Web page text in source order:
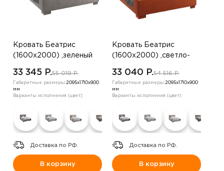
Кровать Беатрис
(1600х2000) ,зеленый
33 345 P.55 019 P.
Габаритные размеры:2095х1710х900
мм
Варианты исполнения (цвет):
Доставка по РФ.
В корзину
Кровать Беатрис
(1600х2000) ,светло-
33 040 P.54 516 P.
Габаритные размеры:2095х1710х900
мм
Варианты исполнения (цвет):
Доставка по РФ.
В корзину